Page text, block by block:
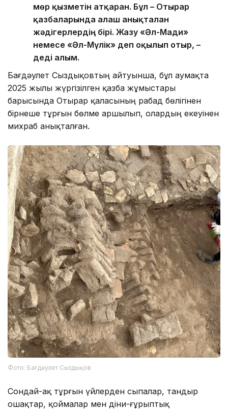
мөр қызметін атқарған. Бұл – Отырар
қазбаларында алғаш анықталған
жәдігерлердің бірі. Жазу «Әл-Мағди»
немесе «Әл-Мүлік» деп оқылып отыр, –
деді ғалым.
Бағдәулет Сыздықовтың айтуынша, бұл аумақта
2025 жылы жүргізілген қазба жұмыстары
барысында Отырар қаласының рабад бөлігінен
бірнеше тұрғын бөлме аршылып, олардың екеуінен
михраб анықталған.
Фото: Бағдәулет Сыздықов
Сондай-ақ тұрғын үйлерден сыпалар, тандыр
ошақтар, қоймалар мен діни-ғұрыптық